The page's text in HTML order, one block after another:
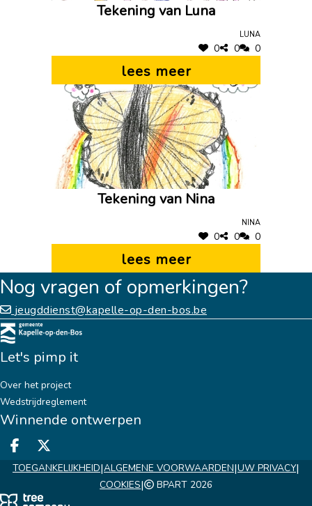
Tekening van Luna
Luna
0 0 0
lees meer
Tekening van Nina
Nina
0 0 0
lees meer
Nog vragen of opmerkingen?
jeugddienst@kapelle-op-den-bos.be
Let's pimp it
Over het project
Wedstrijdreglement
Winnende ontwerpen
Deel op facebook
Deel op X
TOEGANKELIJKHEID|ALGEMENE VOORWAARDEN|UW PRIVACY|
COOKIES| BPART 2026